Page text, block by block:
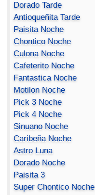
Dorado Tarde
Antioqueñita Tarde
Paisita Noche
Chontico Noche
Culona Noche
Cafeterito Noche
Fantastica Noche
Motilon Noche
Pick 3 Noche
Pick 4 Noche
Sinuano Noche
Caribeña Noche
Astro Luna
Dorado Noche
Paisita 3
Super Chontico Noche